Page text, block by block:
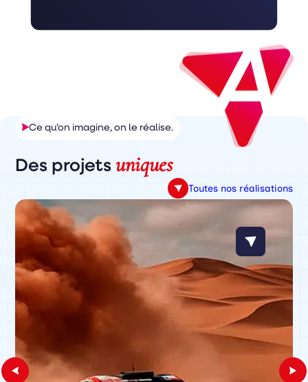
Ce qu’on imagine, on le réalise.
Des projetsuniques
Toutes nos réalisations